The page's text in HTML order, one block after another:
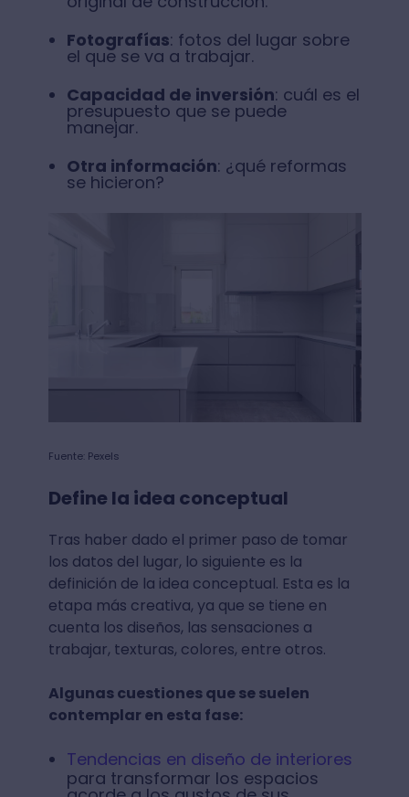
Fotografías: fotos del lugar sobre
el que se va a trabajar.
Capacidad de inversión: cuál es el
presupuesto que se puede
manejar.
Otra información: ¿qué reformas
se hicieron?
Fuente: Pexels
Define la idea conceptual
Tras haber dado el primer paso de tomar
los datos del lugar, lo siguiente es la
definición de la idea conceptual. Esta es la
etapa más creativa, ya que se tiene en
cuenta los diseños, las sensaciones a
trabajar, texturas, colores, entre otros.
Algunas cuestiones que se suelen
contemplar en esta fase:
Tendencias en diseño de interiores
para transformar los espacios